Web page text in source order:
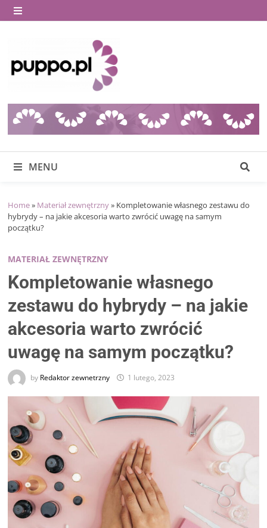
Skip
to
MENU
MENU
Home» Materiał zewnętrzny» Kompletowanie własnego zestawu do
hybrydy – na jakie akcesoria warto zwrócić uwagę na samym
początku?
MATERIAŁ ZEWNĘTRZNY
Kompletowanie własnego
zestawu do hybrydy – na jakie
akcesoria warto zwrócić
uwagę na samym początku?
by Redaktor zewnetrzny 1 lutego, 2023